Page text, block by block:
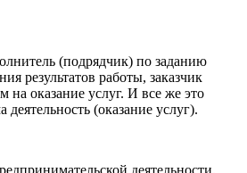
(подрядчик) по заданию
результатов работы, заказчик
на оказание услуг. И все же это
(оказание услуг).
деятельности.